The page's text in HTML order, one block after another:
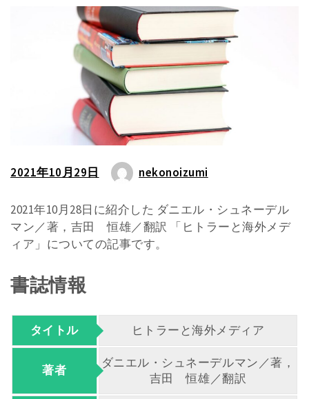
2021年10月29日 nekonoizumi
2021年10月28日に紹介した ダニエル・シュネーデル
マン／著，吉田 恒雄／翻訳 「ヒトラーと海外メデ
ィア」についての記事です。
書誌情報
タイトル ヒトラーと海外メディア
著者
ダニエル・シュネーデルマン／著，
吉田 恒雄／翻訳